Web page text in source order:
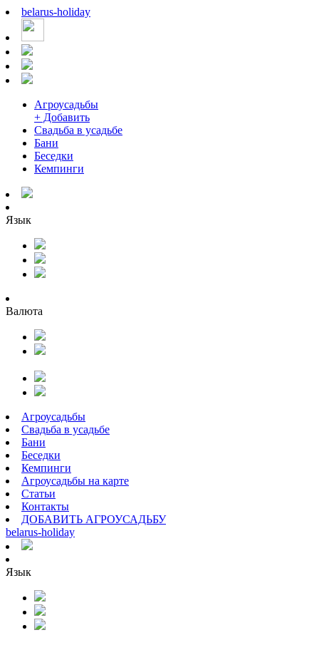
belarus-holiday
Агроусадьбы
+ Добавить
Свадьба в усадьбе
Бани
Беседки
Кемпинги
Язык
Валюта
Агроусадьбы
Свадьба в усадьбе
Бани
Беседки
Кемпинги
Агроусадьбы на карте
Статьи
Контакты
ДОБАВИТЬ АГРОУСАДЬБУ
belarus-holiday
Язык